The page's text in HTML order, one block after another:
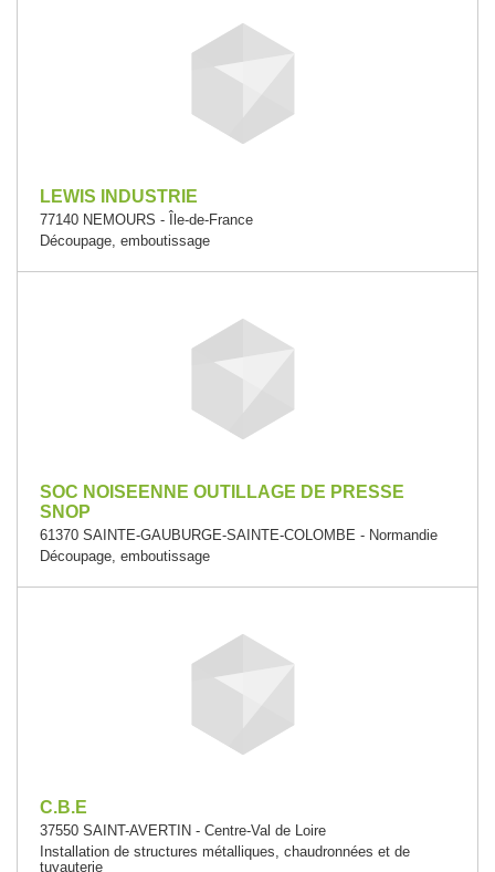
LEWIS INDUSTRIE
77140 NEMOURS - Île-de-France
Découpage, emboutissage
SOC NOISEENNE OUTILLAGE DE PRESSE
SNOP
61370 SAINTE-GAUBURGE-SAINTE-COLOMBE - Normandie
Découpage, emboutissage
C.B.E
37550 SAINT-AVERTIN - Centre-Val de Loire
Installation de structures métalliques, chaudronnées et de
tuyauterie